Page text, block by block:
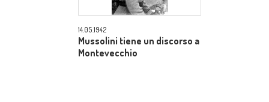
14.05.1942
Mussolini tiene un discorso a
Montevecchio